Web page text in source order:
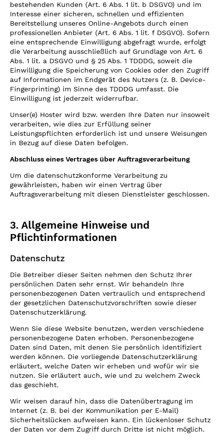
bestehenden Kunden (Art. 6 Abs. 1 lit. b DSGVO) und im
Interesse einer sicheren, schnellen und effizienten
Bereitstellung unseres Online-Angebots durch einen
professionellen Anbieter (Art. 6 Abs. 1 lit. f DSGVO). Sofern
eine entsprechende Einwilligung abgefragt wurde, erfolgt
die Verarbeitung ausschließlich auf Grundlage von Art. 6
Abs. 1 lit. a DSGVO und § 25 Abs. 1 TDDDG, soweit die
Einwilligung die Speicherung von Cookies oder den Zugriff
auf Informationen im Endgerät des Nutzers (z. B. Device-
Fingerprinting) im Sinne des TDDDG umfasst. Die
Einwilligung ist jederzeit widerrufbar.
Unser(e) Hoster wird bzw. werden Ihre Daten nur insoweit
verarbeiten, wie dies zur Erfüllung seiner
Leistungspflichten erforderlich ist und unsere Weisungen
in Bezug auf diese Daten befolgen.
Abschluss eines Vertrages über Auftragsverarbeitung
Um die datenschutzkonforme Verarbeitung zu
gewährleisten, haben wir einen Vertrag über
Auftragsverarbeitung mit diesen Dienstleister geschlossen.
3. Allgemeine Hinweise und
Pflichtinformationen
Datenschutz
Die Betreiber dieser Seiten nehmen den Schutz Ihrer
persönlichen Daten sehr ernst. Wir behandeln Ihre
personenbezogenen Daten vertraulich und entsprechend
der gesetzlichen Datenschutzvorschriften sowie dieser
Datenschutzerklärung.
Wenn Sie diese Website benutzen, werden verschiedene
personenbezogene Daten erhoben. Personenbezogene
Daten sind Daten, mit denen Sie persönlich identifiziert
werden können. Die vorliegende Datenschutzerklärung
erläutert, welche Daten wir erheben und wofür wir sie
nutzen. Sie erläutert auch, wie und zu welchem Zweck
das geschieht.
Wir weisen darauf hin, dass die Datenübertragung im
Internet (z. B. bei der Kommunikation per E-Mail)
Sicherheitslücken aufweisen kann. Ein lückenloser Schutz
der Daten vor dem Zugriff durch Dritte ist nicht möglich.